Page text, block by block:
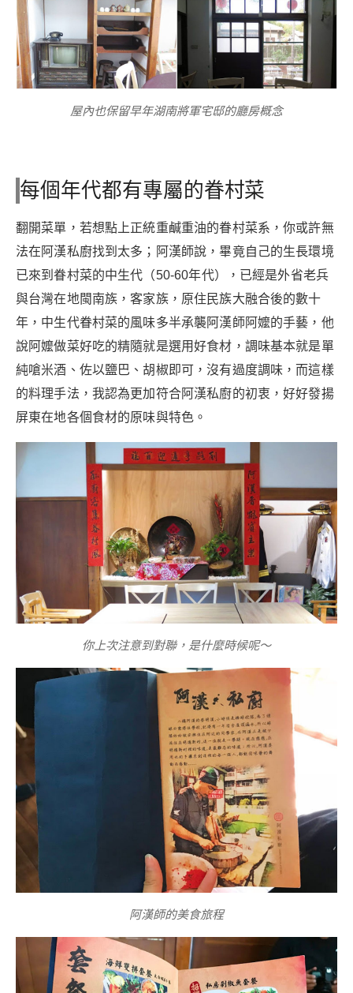
屋內也保留早年湖南將軍宅邸的廳房概念
每個年代都有專屬的眷村菜
翻開菜單，若想點上正統重鹹重油的眷村菜系，你或許無
法在阿漢私廚找到太多；阿漢師說，畢竟自己的生長環境
已來到眷村菜的中生代（50-60年代），已經是外省老兵
與台灣在地閩南族，客家族，原住民族大融合後的數十
年，中生代眷村菜的風味多半承襲阿漢師阿嬤的手藝，他
說阿嬤做菜好吃的精隨就是選用好食材，調味基本就是單
純嗆米酒、佐以鹽巴、胡椒即可，沒有過度調味，而這樣
的料理手法，我認為更加符合阿漢私廚的初衷，好好發揚
屏東在地各個食材的原味與特色。
你上次注意到對聯，是什麼時候呢～
阿漢師的美食旅程